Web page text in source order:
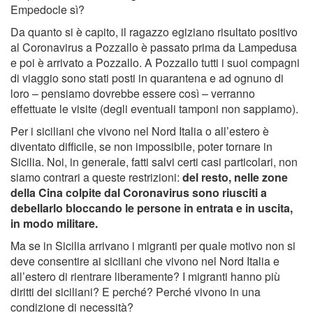
Empedocle sì?
Da quanto si è capito, il ragazzo egiziano risultato positivo
al Coronavirus a Pozzallo è passato prima da Lampedusa
e poi è arrivato a Pozzallo. A Pozzallo tutti i suoi compagni
di viaggio sono stati posti in quarantena e ad ognuno di
loro – pensiamo dovrebbe essere così – verranno
effettuate le visite (degli eventuali tamponi non sappiamo).
Per i siciliani che vivono nel Nord Italia o all’estero è
diventato difficile, se non impossibile, poter tornare in
Sicilia. Noi, in generale, fatti salvi certi casi particolari, non
siamo contrari a queste restrizioni: del resto, nelle zone
della Cina colpite dal Coronavirus sono riusciti a
debellarlo bloccando le persone in entrata e in uscita,
in modo militare.
Ma se in Sicilia arrivano i migranti per quale motivo non si
deve consentire ai siciliani che vivono nel Nord Italia e
all’estero di rientrare liberamente? I migranti hanno più
diritti dei siciliani? E perché? Perché vivono in una
condizione di necessità?